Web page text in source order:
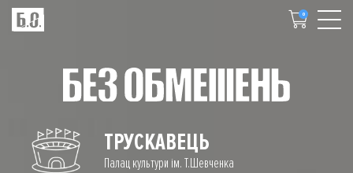
0
ТРУСКАВЕЦЬ
Палац культури ім. Т.Шевченка